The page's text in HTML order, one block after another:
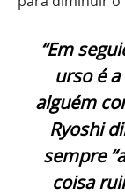
“Em
urso é
alguém
Ryoshi
sempre
coisa